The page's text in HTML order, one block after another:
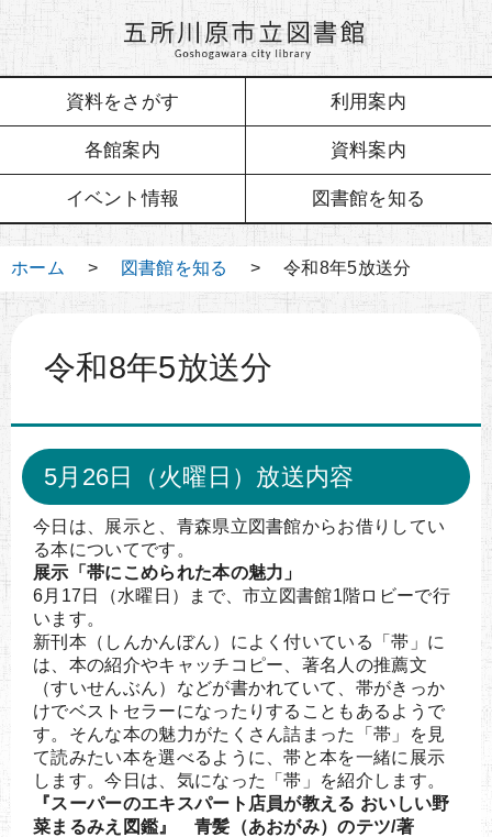
資料をさがす 利用案内
各館案内 資料案内
イベント情報 図書館を知る
ホーム > 図書館を知る > 令和8年5放送分
令和8年5放送分
5月26日（火曜日）放送内容
今日は、展示と、青森県立図書館からお借りしてい
る本についてです。
展示「帯にこめられた本の魅力」
6月17日（水曜日）まで、市立図書館1階ロビーで行
います。
新刊本（しんかんぼん）によく付いている「帯」に
は、本の紹介やキャッチコピー、著名人の推薦文
（すいせんぶん）などが書かれていて、帯がきっか
けでベストセラーになったりすることもあるようで
す。そんな本の魅力がたくさん詰まった「帯」を見
て読みたい本を選べるように、帯と本を一緒に展示
します。今日は、気になった「帯」を紹介します。
『スーパーのエキスパート店員が教える おいしい野
菜まるみえ図鑑』 青髪（あおがみ）のテツ/著